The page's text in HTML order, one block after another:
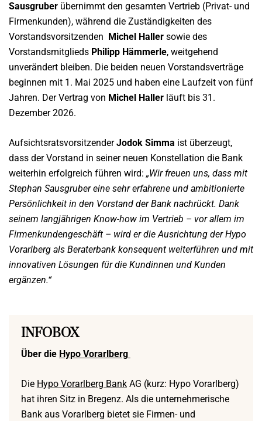
Sausgruber übernimmt den gesamten Vertrieb (Privat- und
Firmenkunden), während die Zuständigkeiten des
Vorstandsvorsitzenden
Michel Haller sowie des
Vorstandsmitglieds Philipp Hämmerle, weitgehend
unverändert bleiben. Die beiden neuen Vorstandsverträge
beginnen mit 1. Mai 2025 und haben eine Laufzeit von fünf
Jahren. Der Vertrag von Michel Haller läuft bis 31.
Dezember 2026.
AufsichtsratsvorsitzenderJodok Simma ist überzeugt,
dass der Vorstand in seiner neuen Konstellation die Bank
weiterhin erfolgreich führen wird: „Wir freuen uns, dass mit
Stephan Sausgruber eine sehr erfahrene und ambitionierte
Persönlichkeit in den Vorstand der Bank nachrückt. Dank
seinem langjährigen Know-how im Vertrieb – vor allem im
Firmenkundengeschäft – wird er die Ausrichtung der Hypo
Vorarlberg als Beraterbank konsequent weiterführen und mit
innovativen Lösungen für die Kundinnen und Kunden
ergänzen.“
INFOBOX
Über die Hypo Vorarlberg
Die Hypo Vorarlberg BankAG (kurz: Hypo Vorarlberg)
hat ihren Sitz in Bregenz. Als die unternehmerische
Bank aus Vorarlberg bietet sie Firmen- und